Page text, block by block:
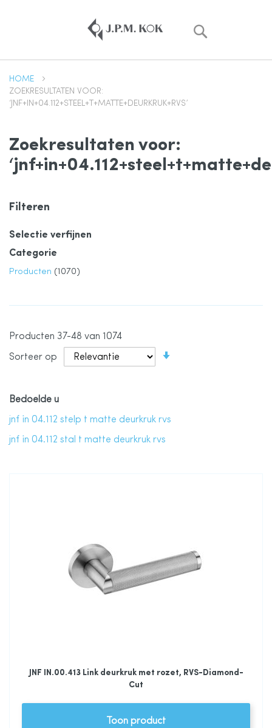
HOME
ZOEKRESULTATEN VOOR:
‘JNF+IN+04.112+STEEL+T+MATTE+DEURKRUK+RVS’
Zoekresultaten voor:
Producten 37-48 van 1074
Sorteer op
Bedoelde u
jnf in 04.112 stelp t matte deurkruk rvs
jnf in 04.112 stal t matte deurkruk rvs
JNF IN.00.413 Link deurkruk met rozet, RVS-Diamond-
Cut
Toon product
Filteren
Selectie verfijnen
Categorie
Producten 1070
product